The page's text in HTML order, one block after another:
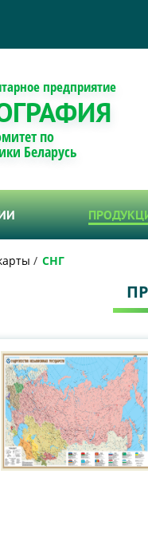
предприятие
по
Беларусь
СНГ